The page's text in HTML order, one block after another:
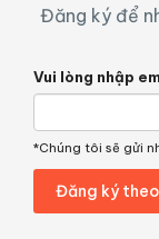
Đăng ký để
Vui lòng nhập
*Chúng tôi sẽ gửi